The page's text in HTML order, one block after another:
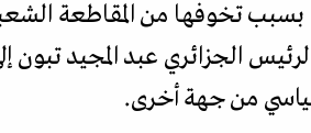
بسبب تخوفها من المقاطعة
الجزائري عبد المجيد تبون
من جهة أخرى.